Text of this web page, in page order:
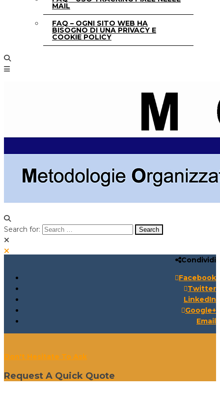
MAIL
FAQ – OGNI SITO WEB HA
BISOGNO DI UNA PRIVACY E
COOKIE POLICY
Search for:
Condividi
Facebook
Twitter
LinkedIn
Google+
Email
Don't Hesitate To Ask
Request A Quick Quote